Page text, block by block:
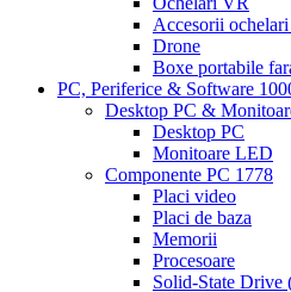
Accesorii
Drone
Boxe portabile
PC, Periferice & Software
Desktop PC &
Desktop PC
Monitoare LED
Componente PC 1778
Placi video
Placi de baza
Memorii
Procesoare
Solid-State Drive